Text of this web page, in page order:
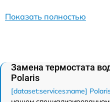
Показать полностью
Замена термостата
Polaris
[dataset:services:name]